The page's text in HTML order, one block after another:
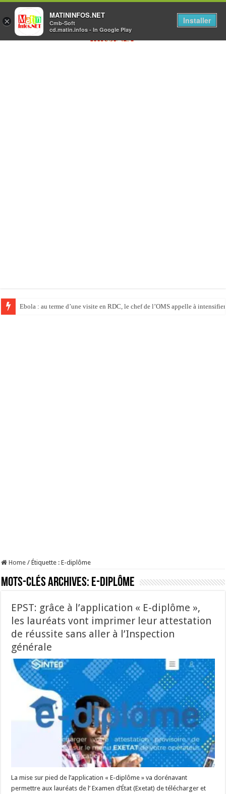
Ebola : au terme d’une visite en RDC, le chef de l’OMS appelle à
Home / Étiquette :E-diplôme
Mots-clés Archives: E-diplôme
EPST: grâce à l’application « E-diplôme »,
les lauréats vont imprimer leur attestation
de réussite sans aller à l’Inspection
générale
La mise sur pied de l’application « E-diplôme » va dorénavant
permettre aux lauréats de l’ Examen d’État (Exetat) de télécharger et
×
MATININFOS.NET
Cmb-Soft
cd.matin.infos - In Google Play
Installer